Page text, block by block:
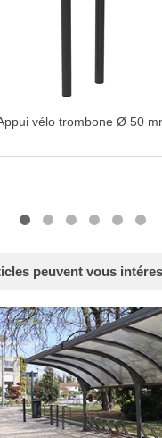
vélo trombone Ø 50
peuvent vous